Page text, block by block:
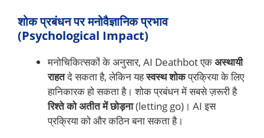
शोक प्रबंधन पर मनोवैज्ञानिक प्रभाव
(Psychological Impact)
मनोचिकित्सकों के अनुसार, AI Deathbot एकअस्थायी
राहतदे सकता है, लेकिन यहस्वस्थ शोकप्रक्रिया के लिए
हानिकारक हो सकता है। शोक प्रबंधन में सबसे ज़रूरी है
रिश्ते को अतीत में छोड़ना(letting go)। AI इस
प्रक्रिया को और कठिन बना सकता है।